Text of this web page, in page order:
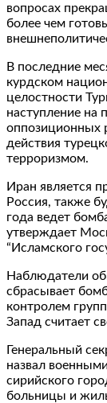
вопросах
более чем
В последние
курдском
целостности
наступление на
оппозиционных
действия
терроризмом.
Иран является
Россия, также
года ведет
утверждает
“Исламского
Наблюдатели
сбрасывает
контролем
Запад считает
Генеральный
назвал
сирийского
больницы и